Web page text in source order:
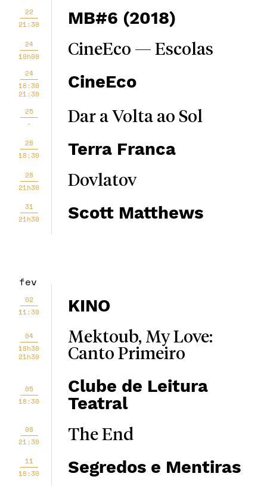
22
21:30
MB#6 (2018)
24
10h00
CineEco — Escolas
24
18:30
21:30
CineEco
25
-
Dar a Volta ao Sol
28
18:30
Terra Franca
28
21h30
Dovlatov
31
21h30
Scott Matthews
fev
02
11:30
KINO
04
18h30
21h30
Mektoub, My Love:
Canto Primeiro
05
18:30
Clube de Leitura
Teatral
08
21:30
The End
11
18:30
Segredos e Mentiras